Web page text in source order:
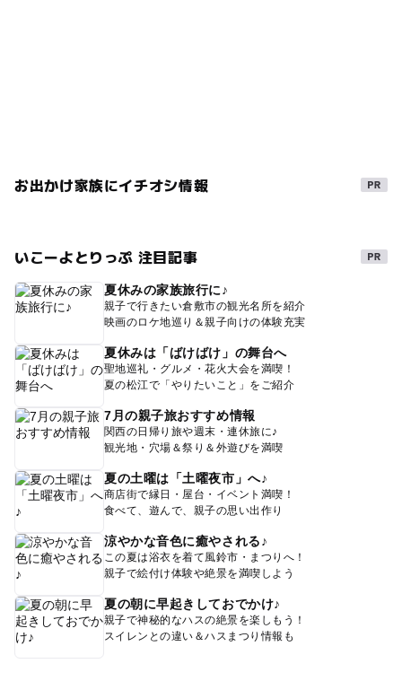
お出かけ家族にイチオシ情報
いこーよとりっぷ 注目記事
夏休みの家族旅行に♪
親子で行きたい倉敷市の観光名所を紹介
映画のロケ地巡り＆親子向けの体験充実
夏休みは「ばけばけ」の舞台へ
聖地巡礼・グルメ・花火大会を満喫！
夏の松江で「やりたいこと」をご紹介
7月の親子旅おすすめ情報
関西の日帰り旅や週末・連休旅に♪
観光地・穴場＆祭り＆外遊びを満喫
夏の土曜は「土曜夜市」へ♪
商店街で縁日・屋台・イベント満喫！
食べて、遊んで、親子の思い出作り
涼やかな音色に癒やされる♪
この夏は浴衣を着て風鈴市・まつりへ！
親子で絵付け体験や絶景を満喫しよう
夏の朝に早起きしておでかけ♪
親子で神秘的なハスの絶景を楽しもう！
スイレンとの違い＆ハスまつり情報も